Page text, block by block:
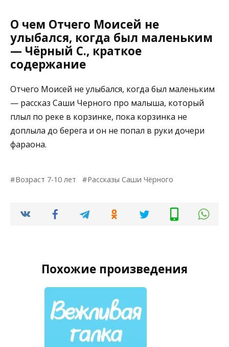
О чем Отчего Моисей не
улыбался, когда был маленьким
— Чёрный С., краткое
содержание
Отчего Моисей не улыбался, когда был маленьким
— рассказ Саши Черного про малыша, который
плыл по реке в корзинке, пока корзинка не
доплыла до берега и он не попал в руки дочери
фараона.
Возраст 7-10 лет Рассказы Саши Чёрного
Похожие произведения